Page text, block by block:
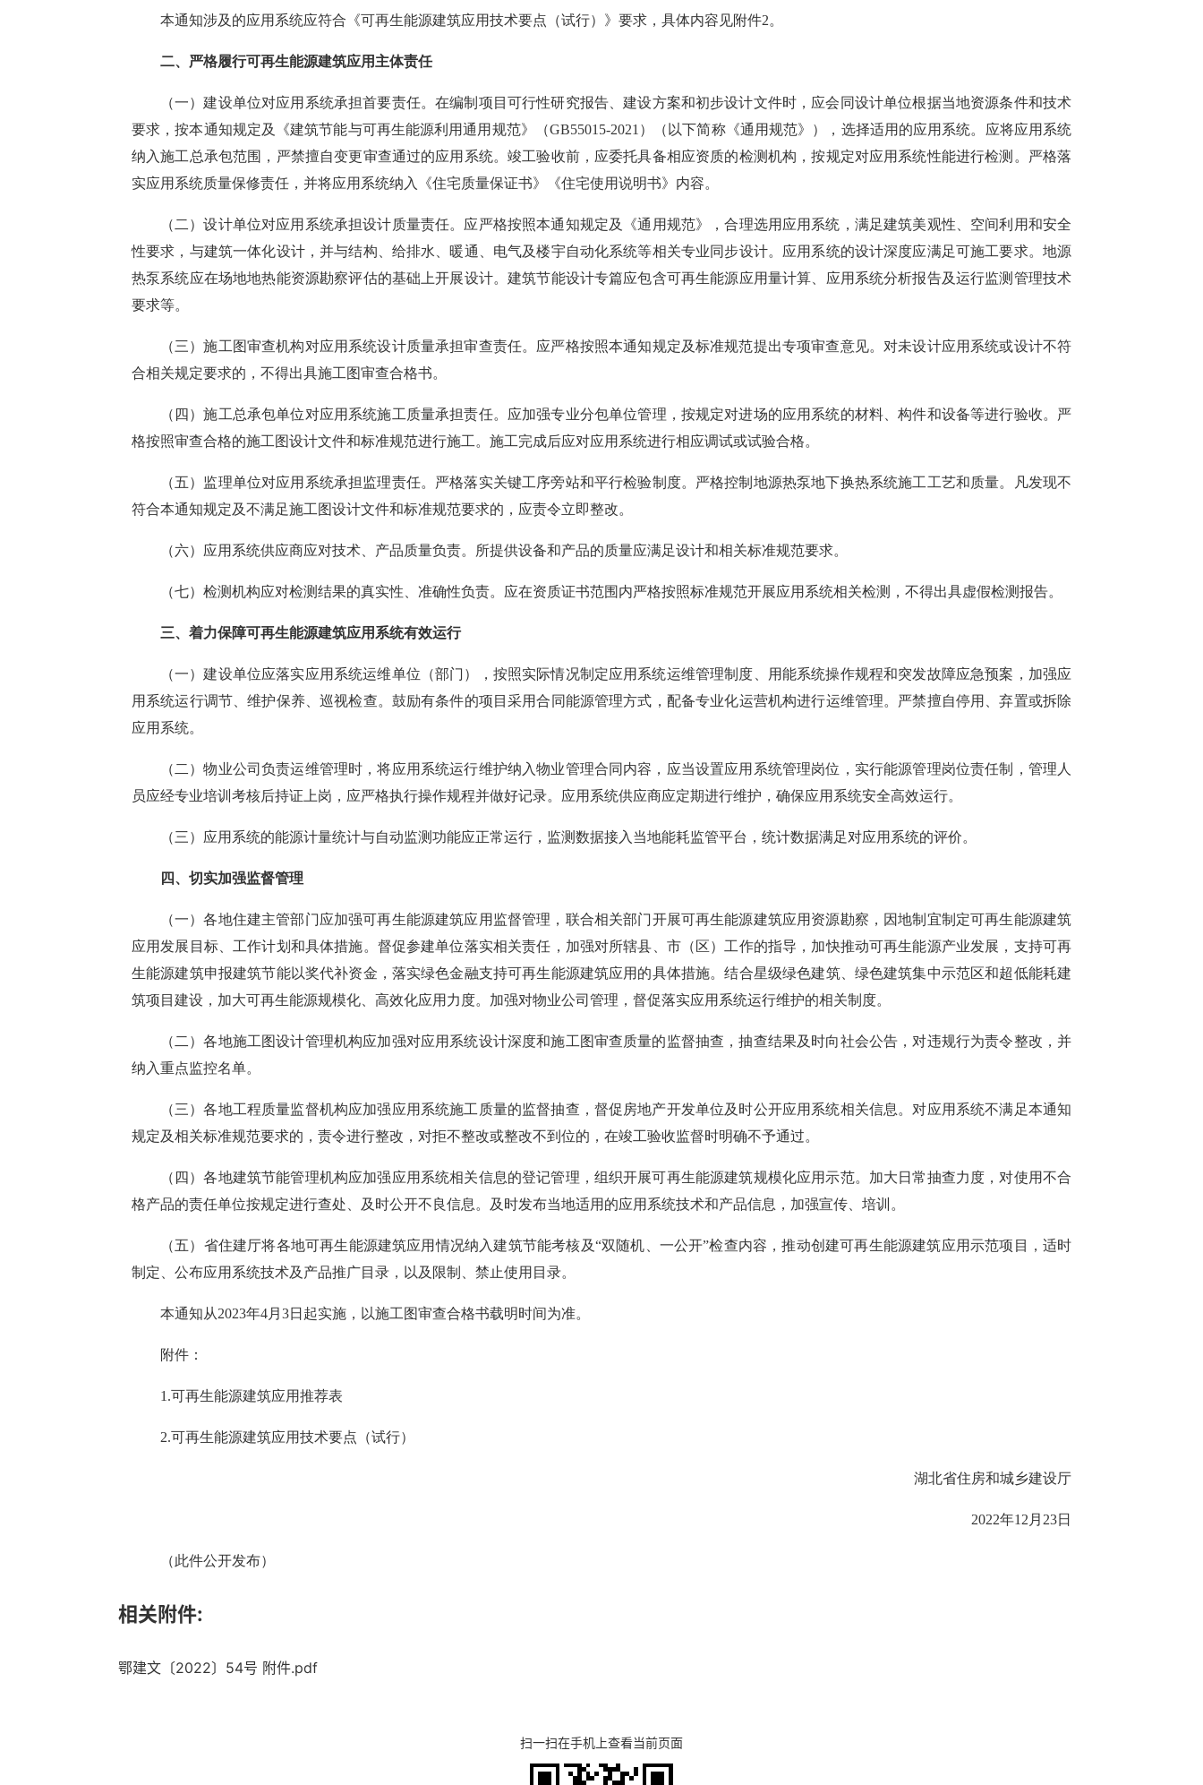
本通知涉及的应用系统应符合《可再生能源建筑应用技术要点（试行）》要求，具体内容见附件2。
二、 严格履行可再生能源建筑应用主体责任
（一）建设单位对应用系统承担首要责任。在编制项目可行性研究报告、建设方案和初步设计文件时，应会同设计单位根据当地资源条件和技术
要求，按本通知规定及 《建筑节能与可再生能源利用通用规范》（GB55015-2021）（以下简称《通用规范》） ，选择适用的应用系统。应将应用系统
纳入施工总承包范围，严禁擅自变更审查通过的应用系统。竣工验收前，应委托具备相应资质的检测机构，按规定对应用系统性能进行检测。 严格落
实应用系统质量保修责任， 并将应用系统纳入《住宅质量保证书》《住宅使用说明书》内容。
（二）设计单位对应用系统承担设计质量责任。应严格按照本通知规定及 《通用规范》，合理选用应用系统， 满足建筑美观性、空间利用和安全
性要求， 与建筑一体化设计，并与结构、给排水、暖通 电气及楼宇自动化系统等相关专业同步设计。应用系统的设计深度应满足可施工要求。 地源
热泵系统应在场地地热能资源勘察评估的基础上开展设计。建筑节能设计专篇应包含可再生能源应用量计算、 应用 系统分析报告及运行监测管理技术
要求等。
（三）施工图审查机构对应用系统设计质量承担审查责任。 应严格按照本通知规定及标准规范提出专项审查意见。 对未设计应用 系统或设计不符
合相关规定要求的，不得出具施工图审查合格书。
（四）施工总承包单位对应用系统施工质量承担责任。 应加强专业分包单位管理，按规定对进场的应用系统的材料、构件和设备等进行验收。 严
格按照审查合格的施工图设计文件和标准规范进行施工 。 施工完成后应对应用 系统进行相应调试或试验合格。
（五）监理单位对应用系统承担监理责任。严格落实关键工序旁站和平行检验制度。 严格控制地源热泵地下换热系统施工工艺和质量。
凡发现不
符合本通知规定及不满足施工图设计文件和标准规范要求的，应责令立即整改。
（六） 应用系统供应商应对技术、 产品质量负责。所提供设备和产品的质量应满足设计和相关标准规范要求。
（七）检测机构应对检测结果的真实性 、准确性负责。应在资质证书范围 内严格按照标准规范开展应用 系统相关检测， 不得出具虚假检测报告。
三、着力保障可再生能源建筑应用系统有效运行
（一）建设单位应落实应用系统运维单位（部门），按照实际情况制定应用系统运维管理制度、用能系统操作规程和突发故障应急预案，加强应
用系统运行调节、维护保养、巡视检查。鼓励有条件的项目采用合同能源管理方式，配备专业化运营机构进行运维管理。严禁擅自停用、弃置或拆除
应用系统。
（二）物业公司负责运维管理时，将应用系统运行维护纳入物业管理合同内容， 应当设置应用系统管理岗位，实行能源管理岗位责任制，管理人
员应经专业培训考核后持证上岗，应严格执行操作规程并做好记录。 应用系统供应商应定期进行维护，确保应用系统安全高效运行。
（三）应用系统的能源计量统计与自动监测功能应正常运行，监测数据接入当地能耗监管平台，统计数据满足对应用系统的评价。
四、切实加强监督管理
（一）各地住建主管部门应加强可再生能源建筑应用监督管理， 联合相关部门开展可再生能源建筑应用资源勘察，因地制宜制定可再生能源建筑
应用发展目标、工作计划和具体措施。 督促参建单位落实相关责任， 加强对所辖县、市（区）工作的指导，加快推动可再生能源产业发展，支持可再
生能源建筑申报建筑节能以奖代补资金，落实绿色金融支持可再生能源建筑应用 的具体措施。结合星级绿色建筑、绿色建筑集中示范区和超低能耗建
筑项目建设，加大可再生能源规模化、高效化应用力度。加强对物业公司管理，督促落实应用系统运行维护的相关制度。
（二）各地施工图设计管理机构应加强对应用系统设计深度和施工图审查质量的监督抽查，抽查结果及时向社会公告，对违规行为责令整改，并
纳入重点监控名单。
（三）各地工程质量监督机构应加强应用系统施工质量的监督抽查，督促房地产开发单位及时公开应用 系统相关信息。对应用系统不满足本通知
规定及相关标准规范要求的，责令进行整改，对拒不整改或整改不到位的，在竣工验收监督时明确不予通过。
（四）各地建筑节能管理机构应加强应用系统相关信息的登记管理，组织开展可再生能源建筑规模化应用示范。 加大日常抽查力度， 对使用不合
格产品的责任单位按规定进行查处、及时公开不良信息 。及时发布当地适用的应用系统技术和产品信息，加强宣传、培训。
（五） 省住建厅将各地可再生能源建筑应用情况纳入建筑节能考核及“双随机、一公开”检查内容 ，推动创建可再生能源建筑应用示范项目， 适时
制定、公布应用系统技术及产品推广目录，以及限制、禁止使用目录。
本通知从2023年4月 3日起实施，以施工图审查合格书载明时间为准。
附件：
1.可再生能源建筑应用推荐表
2.可再生能源建筑应用技术要点（试行）
湖北省住房和城乡建设厅
2022年12 月 23日
（此件公开发布）
相关附件:
鄂建文〔2022〕54号 附件.pdf
扫一扫在手机上查看当前页面